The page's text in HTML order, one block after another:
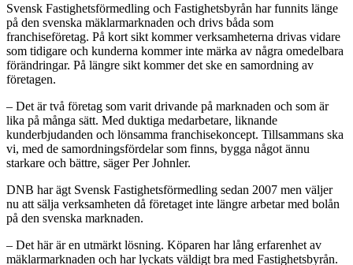
Svensk Fastighetsförmedling och Fastighetsbyrån har funnits länge
på den svenska mäklarmarknaden och drivs båda som
franchiseföretag. På kort sikt kommer verksamheterna drivas vidare
som tidigare och kunderna kommer inte märka av några omedelbara
förändringar. På längre sikt kommer det ske en samordning av
företagen.
– Det är två företag som varit drivande på marknaden och som är
lika på många sätt. Med duktiga medarbetare, liknande
kunderbjudanden och lönsamma franchisekoncept. Tillsammans ska
vi, med de samordningsfördelar som finns, bygga något ännu
starkare och bättre, säger Per Johnler.
DNB har ägt Svensk Fastighetsförmedling sedan 2007 men väljer
nu att sälja verksamheten då företaget inte längre arbetar med bolån
på den svenska marknaden.
– Det här är en utmärkt lösning. Köparen har lång erfarenhet av
mäklarmarknaden och har lyckats väldigt bra med Fastighetsbyrån.